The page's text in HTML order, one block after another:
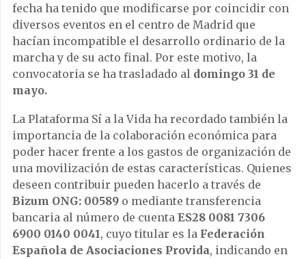
fecha ha tenido que modificarse por coincidir con
diversos eventos en el centro de Madrid que
hacían incompatible el desarrollo ordinario de la
marcha y de su acto final. Por este motivo, la
convocatoria se ha trasladado al domingo 31 de
mayo.
La Plataforma Sí a la Vida ha recordado también la
importancia de la colaboración económica para
poder hacer frente a los gastos de organización de
una movilización de estas características. Quienes
deseen contribuir pueden hacerlo a través de
Bizum ONG: 00589 o mediante transferencia
bancaria al número de cuenta ES28 0081 7306
6900 0140 0041, cuyo titular es la Federación
Española de Asociaciones Provida, indicando en